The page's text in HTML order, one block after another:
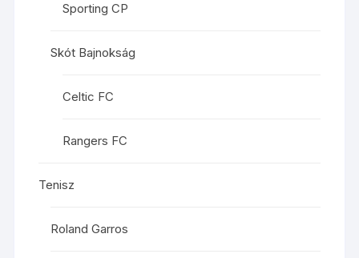
Sporting CP
Skót Bajnokság
Celtic FC
Rangers FC
Tenisz
Roland Garros